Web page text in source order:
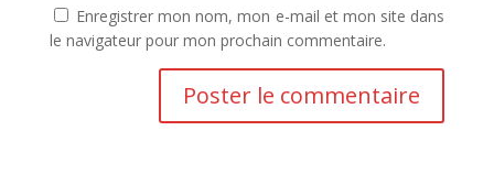
Enregistrer mon nom, mon e-mail et mon site dans
le navigateur pour mon prochain commentaire.